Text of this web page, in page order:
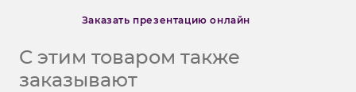
Заказать презентацию онлайн
С этим товаром также
заказывают